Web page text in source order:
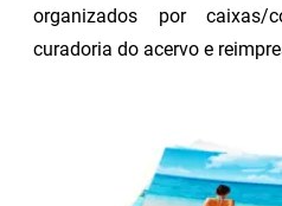
organizados por caixas/
curadoria do acervo e